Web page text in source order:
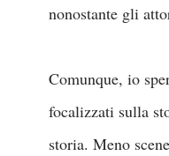
nonostante gli
Comunque, io
focalizzati sulla
storia. Meno